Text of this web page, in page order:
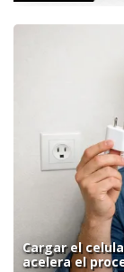
Cargar el
acelera el